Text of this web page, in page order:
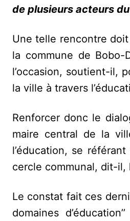
de plusieurs acteurs
Une telle rencontre
la commune de Bobo-
l’occasion, soutient-il,
la ville à travers
Renforcer donc le
maire central de la
l’éducation, se
cercle communal, dit-il,
Le constat fait ces
domaines